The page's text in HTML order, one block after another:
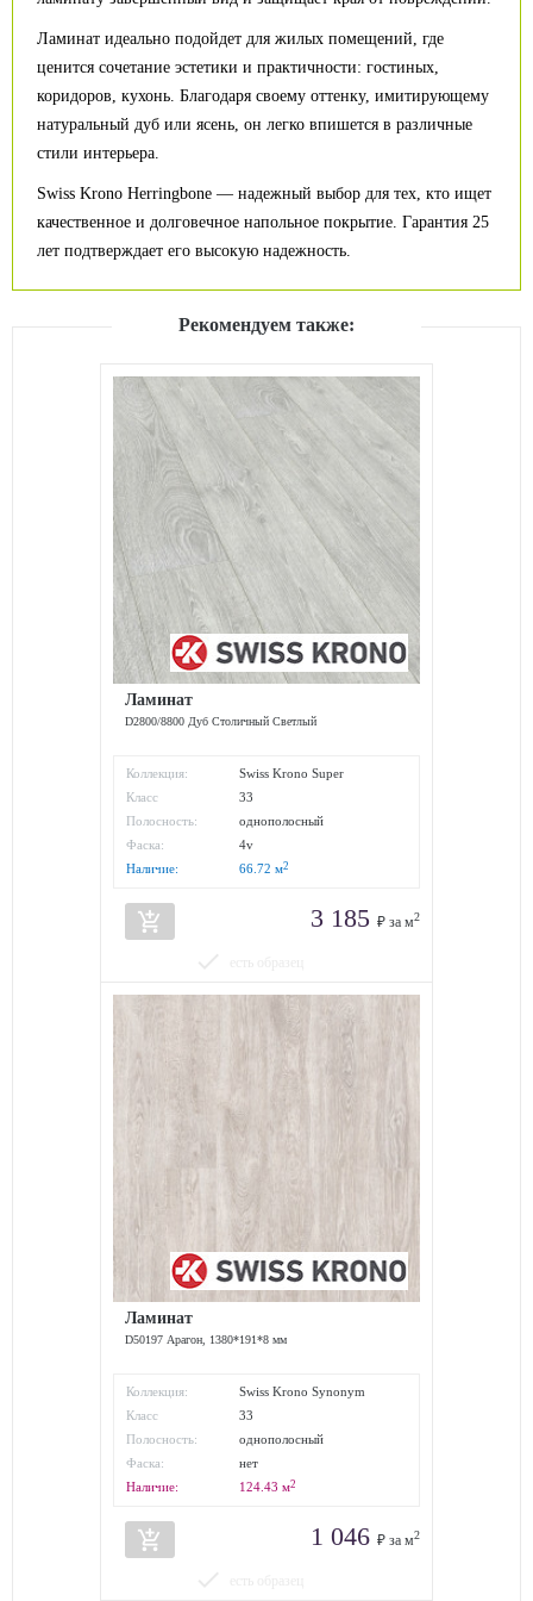
Ламинат идеально подойдет для жилых помещений, где
ценится сочетание эстетики и практичности: гостиных,
коридоров, кухонь. Благодаря своему оттенку, имитирующему
натуральный дуб или ясень, он легко впишется в различные
стили интерьера.
Swiss Krono Herringbone — надежный выбор для тех, кто ищет
качественное и долговечное напольное покрытие. Гарантия 25
лет подтверждает его высокую надежность.
Рекомендуем также:
Ламинат
D2800/8800 Дуб Столичный Светлый
Коллекция:
Swiss Krono Super
Solid/Jangal
Класс
износостойкости:
33
Полосность:
однополосный
Фаска:
4v
Наличие:
66.72 м2
add_shopping_cart 3 185 ₽ за м2
Ламинат
D50197 Арагон, 1380*191*8 мм
Коллекция:
Swiss Krono Synonym
Класс
износостойкости:
33
Полосность:
однополосный
Фаска:
нет
Наличие:
124.43 м2
add_shopping_cart 1 046 ₽ за м2